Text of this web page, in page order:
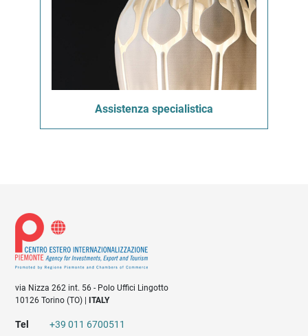
Assistenza specialistica
via Nizza 262 int. 56 - Polo Uffici Lingotto
10126 Torino (TO) |
ITALY
Tel
+39 011 6700511